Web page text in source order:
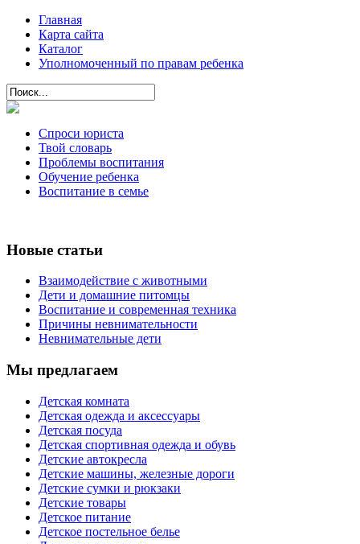
Главная
Карта сайта
Каталог
Уполномоченный по правам ребенка
Спроси юриста
Твой словарь
Проблемы воспитания
Обучение ребенка
Воспитание в семье
Новые статьи
Взаимодействие с животными
Дети и домашние питомцы
Воспитание и современная техника
Причины невнимательности
Невнимательные дети
Мы предлагаем
Детская комната
Детская одежда и аксессуары
Детская посуда
Детская спортивная одежда и обувь
Детские автокресла
Детские машины, железные дороги
Детские сумки и рюкзаки
Детские товары
Детское питание
Детское постельное белье